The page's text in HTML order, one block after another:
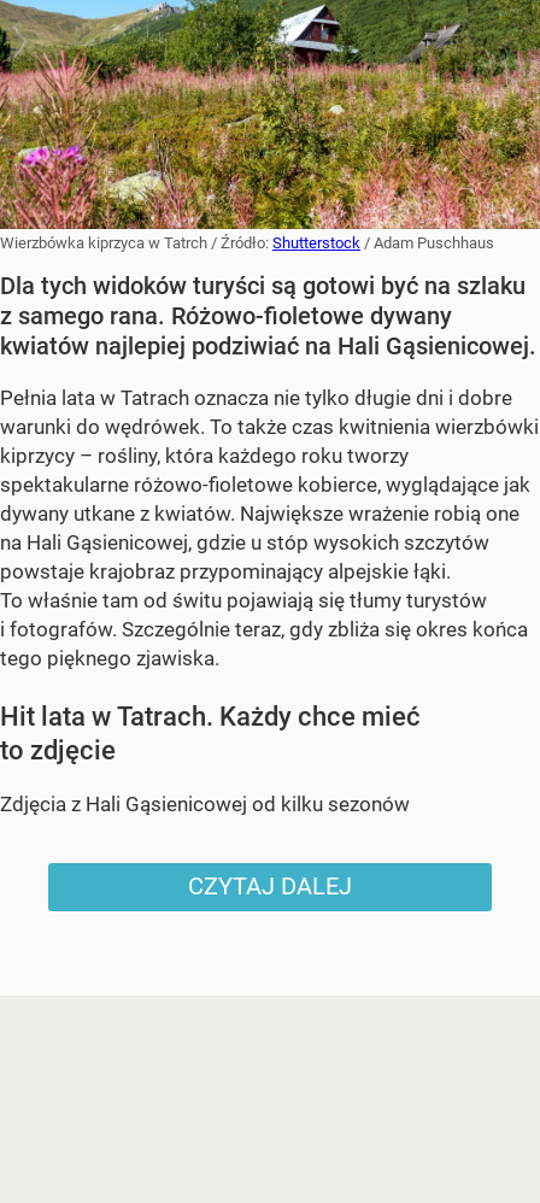
Wierzbówka kiprzyca w Tatrch / Źródło: Shutterstock / Adam Puschhaus
Dla tych widoków turyści są gotowi być na szlaku
z samego rana. Różowo-fioletowe dywany
kwiatów najlepiej podziwiać na Hali Gąsienicowej.
Pełnia lata w Tatrach oznacza nie tylko długie dni i dobre
warunki do wędrówek. To także czas kwitnienia wierzbówki
kiprzycy – rośliny, która każdego roku tworzy
spektakularne różowo-fioletowe kobierce, wyglądające jak
dywany utkane z kwiatów. Największe wrażenie robią one
na Hali Gąsienicowej, gdzie u stóp wysokich szczytów
powstaje krajobraz przypominający alpejskie łąki.
To właśnie tam od świtu pojawiają się tłumy turystów
i fotografów. Szczególnie teraz, gdy zbliża się okres końca
tego pięknego zjawiska.
Hit lata w Tatrach. Każdy chce mieć
to zdjęcie
Zdjęcia z Hali Gąsienicowej od kilku sezonów
CZYTAJ DALEJ